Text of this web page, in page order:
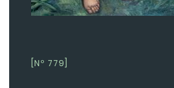
[Nº 779]